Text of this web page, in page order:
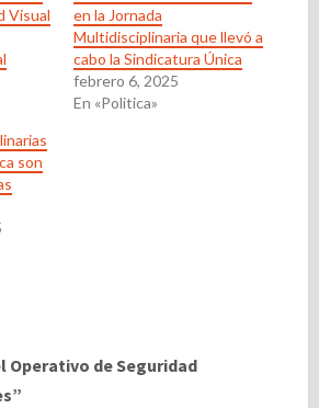
Visual
en la Jornada
Multidisciplinaria que llevó a
cabo la Sindicatura Única
febrero 6, 2025
En «Politica»
son
Operativo de Seguridad